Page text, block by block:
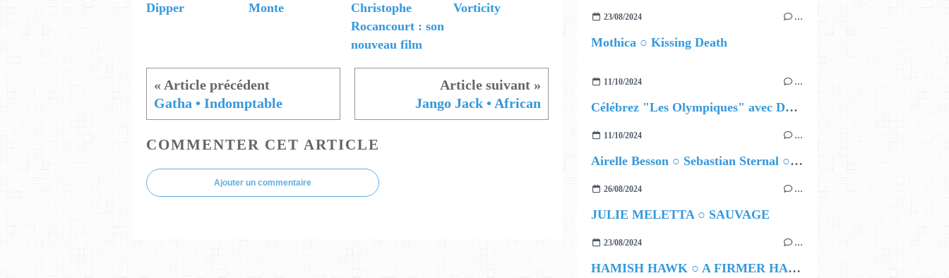
Dipper
Monte
Christophe
Rocancourt : son
nouveau film
Vorticity
Gatha • Indomptable Jango Jack • African
COMMENTER CET ARTICLE
Ajouter un commentaire
23/08/2024 …
Mothica ○ Kissing Death
11/10/2024 …
Célébrez "Les Olympiques" avec DVTR !
11/10/2024 …
Airelle Besson ○ Sebastian Sternal ○ Jonas Burgwinkel
26/08/2024 …
JULIE MELETTA ○ SAUVAGE
23/08/2024 …
HAMISH HAWK ○ A FIRMER HAND